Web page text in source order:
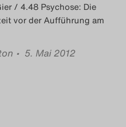
/ 4.48 Psychose: Die
vor der Aufführung am
• 5. Mai 2012